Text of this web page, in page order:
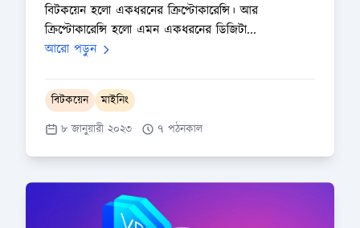
বিটকয়েন হলো একধরনের ক্রিপ্টোকারেন্সি। আর
ক্রিপ্টোকারেন্সি হলো এমন একধরনের ডিজিটা...
আরো পড়ুন
বিটকয়েন
মাইনিং
৮ জানুয়ারী ২০২৩
৭ পঠনকাল